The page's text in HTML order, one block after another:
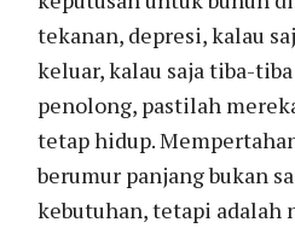
tekanan, depresi, kalau
keluar, kalau saja tiba-
penolong, pastilah
tetap hidup.
berumur panjang bukan
kebutuhan, tetapi adalah